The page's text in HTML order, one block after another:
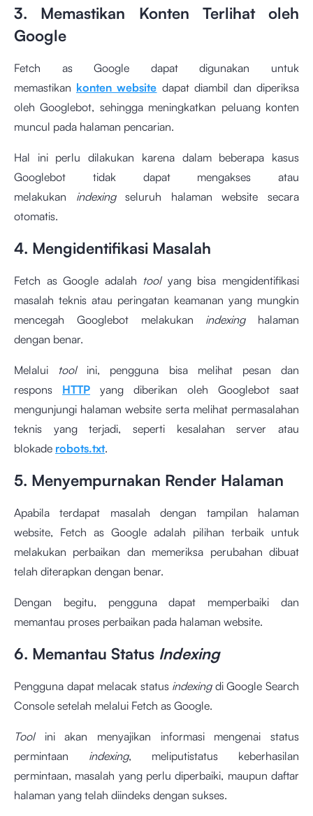
3. Memastikan Konten Terlihat oleh
Google
Fetch as Google dapat digunakan untuk
memastikan konten website dapat diambil dan diperiksa
oleh Googlebot, sehingga meningkatkan peluang konten
muncul pada halaman pencarian.
Hal ini perlu dilakukan karena dalam beberapa kasus
Googlebot tidak dapat mengakses atau
melakukan indexingseluruh halaman website secara
otomatis.
4. Mengidentifikasi Masalah
Fetch as Google adalah tool yang bisa mengidentifikasi
masalah teknis atau peringatan keamanan yang mungkin
mencegah Googlebot melakukan indexing halaman
dengan benar.
Melalui tool ini, pengguna bisa melihat pesan dan
respons HTTP yang diberikan oleh Googlebot saat
mengunjungi halaman website serta melihat permasalahan
teknis yang terjadi, seperti kesalahan server atau
blokade robots.txt.
5. Menyempurnakan Render Halaman
Apabila terdapat masalah dengan tampilan halaman
website, Fetch as Google adalah pilihan terbaik untuk
melakukan perbaikan dan memeriksa perubahan dibuat
telah diterapkan dengan benar.
Dengan begitu, pengguna dapat memperbaiki dan
memantau proses perbaikan pada halaman website.
6. Memantau Status Indexing
Pengguna dapat melacak status indexingdi Google Search
Console setelah melalui Fetch as Google.
Tool ini akan menyajikan informasi mengenai status
permintaan indexing, meliputistatus keberhasilan
permintaan, masalah yang perlu diperbaiki, maupun daftar
halaman yang telah diindeks dengan sukses.